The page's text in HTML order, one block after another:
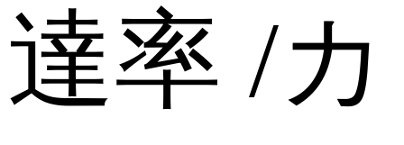
達率 /カ